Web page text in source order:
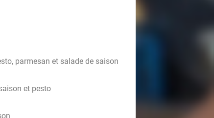
parmesan et salade de saison
et pesto